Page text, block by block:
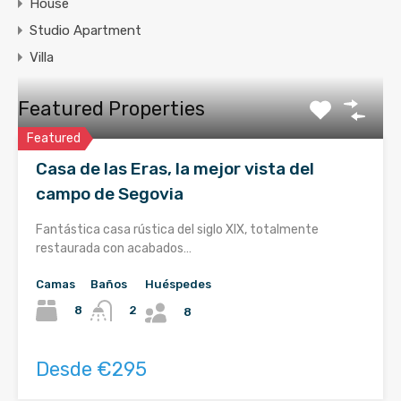
House
Studio Apartment
Villa
Featured Properties
Featured
Casa de las Eras, la mejor vista del
campo de Segovia
Fantástica casa rústica del siglo XIX, totalmente
restaurada con acabados…
Camas
8
Baños
2
Huéspedes
8
Desde €295